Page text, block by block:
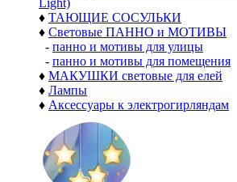
Light)
♦ ТАЮЩИЕ СОСУЛЬКИ
♦ Световые ПАННО и МОТИВЫ
- панно и мотивы для улицы
- панно и мотивы для помещения
♦ МАКУШКИ световые для елей
♦ Лампы
♦ Аксессуары к электрогирляндам